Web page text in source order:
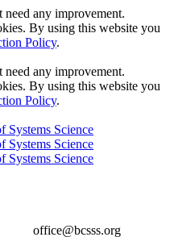
need any improvement.
By using this website you
Policy.
need any improvement.
By using this website you
Policy.
office@bcsss.org